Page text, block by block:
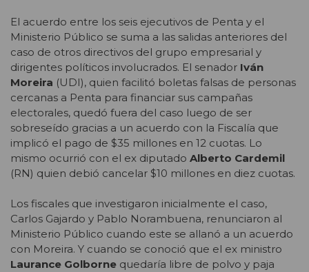
El acuerdo entre los seis ejecutivos de Penta y el
Ministerio Público se suma a las salidas anteriores del
caso de otros directivos del grupo empresarial y
dirigentes políticos involucrados. El senador Iván
Moreira (UDI), quien facilitó boletas falsas de personas
cercanas a Penta para financiar sus campañas
electorales, quedó fuera del caso luego de ser
sobreseído gracias a un acuerdo con la Fiscalía que
implicó el pago de $35 millones en 12 cuotas. Lo
mismo ocurrió con el ex diputado Alberto Cardemil
(RN) quien debió cancelar $10 millones en diez cuotas.
Los fiscales que investigaron inicialmente el caso,
Carlos Gajardo y Pablo Norambuena, renunciaron al
Ministerio Público cuando este se allanó a un acuerdo
con Moreira. Y cuando se conoció que el ex ministro
Laurance Golborne quedaría libre de polvo y paja